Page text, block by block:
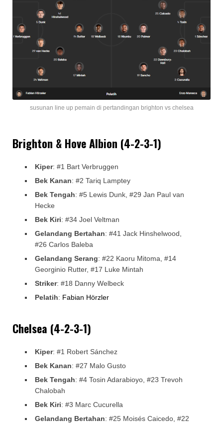
susunan line up pemain di pertandingan brighton vs chelsea
Brighton & Hove Albion (4-2-3-1)
Kiper: #1 Bart Verbruggen
Bek Kanan: #2 Tariq Lamptey
Bek Tengah: #5 Lewis Dunk, #29 Jan Paul van
Hecke
Bek Kiri: #34 Joel Veltman
Gelandang Bertahan: #41 Jack Hinshelwood,
#26 Carlos Baleba
Gelandang Serang: #22 Kaoru Mitoma, #14
Georginio Rutter, #17 Luke Mintah
Striker: #18 Danny Welbeck
Pelatih: Fabian Hörzler
Chelsea (4-2-3-1)
Kiper: #1 Robert Sánchez
Bek Kanan: #27 Malo Gusto
Bek Tengah: #4 Tosin Adarabioyo, #23 Trevoh
Chalobah
Bek Kiri: #3 Marc Cucurella
Gelandang Bertahan: #25 Moisés Caicedo, #22